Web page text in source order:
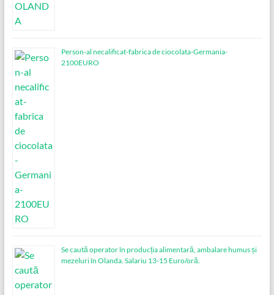
Person-al necalificat-fabrica de ciocolata-Germania-
2100EURO
Se caută operator în producția alimentară, ambalare humus și
mezeluri în Olanda. Salariu 13-15 Euro/oră.